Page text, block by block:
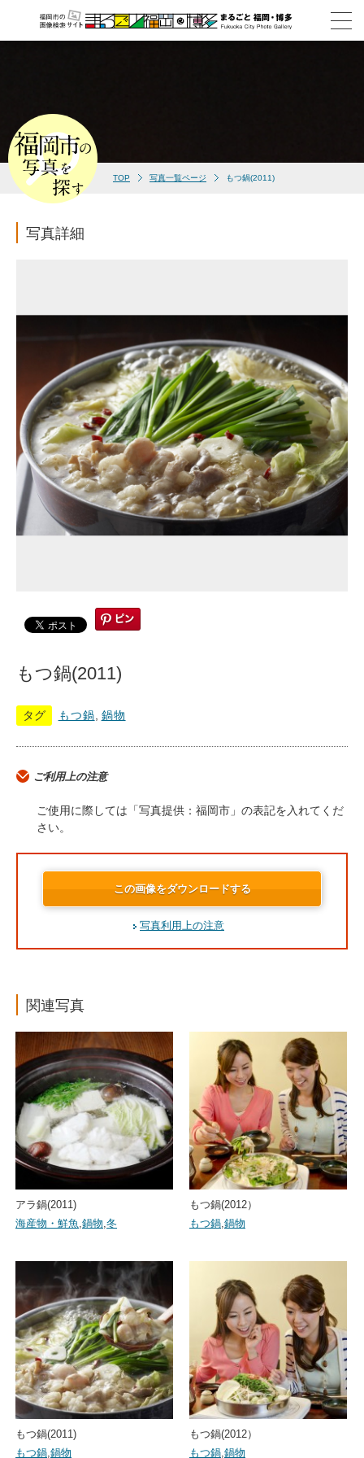
TOP 写真一覧ページ もつ鍋(2011)
写真詳細
もつ鍋(2011)
タグ もつ鍋 鍋物
ご利用上の注意
ご使用に際しては「写真提供：福岡市」の表記を入れてくだ
さい。
この画像をダウンロードする
写真利用上の注意
関連写真
アラ鍋(2011)
海産物・鮮魚,鍋物,冬
もつ鍋(2012）
もつ鍋,鍋物
もつ鍋(2011)
もつ鍋,鍋物
もつ鍋(2012）
もつ鍋,鍋物